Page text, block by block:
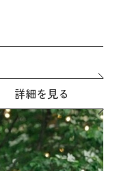
詳細を見る